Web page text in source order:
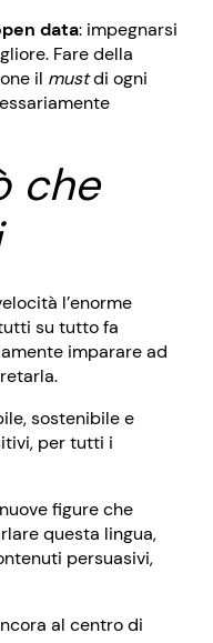
data: impegnarsi
Fare della
il mustdi ogni
che
l’enorme
su tutto fa
imparare ad
sostenibile e
per tutti i
figure che
questa lingua,
persuasivi,
al centro di